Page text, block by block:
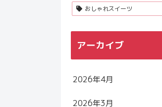
おしゃれスイーツ
アーカイブ
2026年4月
2026年3月